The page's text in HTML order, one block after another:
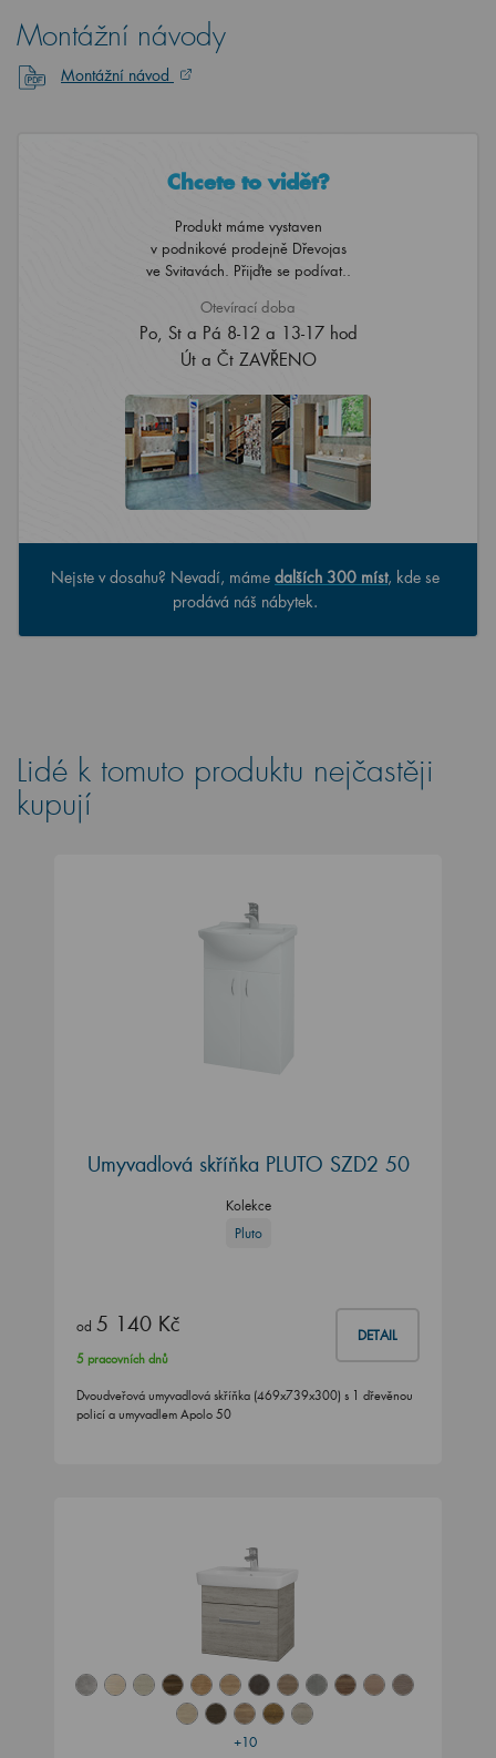
Montážní návody
Montážní návod
Chcete to vidět?
Produkt máme vystaven
v podnikové prodejně Dřevojas
ve Svitavách. Přijďte se podívat..
Otevírací doba
Po, St a Pá 8-12 a 13-17 hod
Út a Čt ZAVŘENO
Nejste v dosahu? Nevadí, máme dalších 300 míst, kde se
prodává náš nábytek.
Lidé k tomuto produktu nejčastěji
kupují
Umyvadlová skříňka PLUTO SZD2 50
Kolekce
Pluto
od 5 140 Kč DETAIL
5 pracovních dnů
Dvoudveřová umyvadlová skříňka (469x739x300) s 1 dřevěnou
policí a umyvadlem Apolo 50
+10